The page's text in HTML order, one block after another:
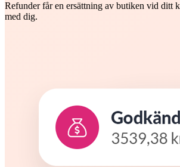
Refunder får en ersättning av butiken vid ditt
med dig.